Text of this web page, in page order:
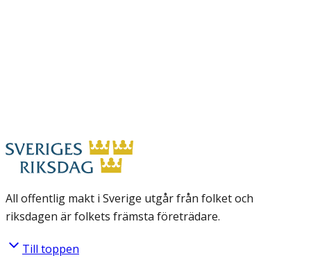
All offentlig makt i Sverige utgår från folket och
riksdagen är folkets främsta företrädare.
Till toppen